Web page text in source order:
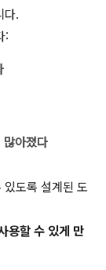
다.
:
많아졌다
도록 설계된 도
용할 수 있게 만